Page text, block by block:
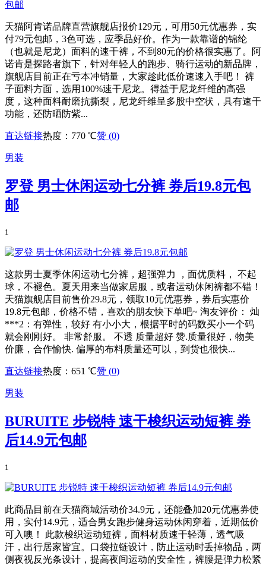
天猫阿肯诺品牌直营旗舰店报价129元，可用50元优惠券，实
付79元包邮，3色可选，应季品好价。作为一款靠谱的锦纶
（也就是尼龙）面料的速干裤，不到80元的价格很实惠了。阿
诺肯是探路者旗下，针对年轻人的跑步、骑行运动的新品牌，
旗舰店目前正在亏本冲销量，大家趁此低价速速入手吧！ 裤
子面料方面，选用100%速干尼龙。得益于尼龙纤维的高强
度，这种面料耐磨抗撕裂，尼龙纤维呈多股中空状，具有速干
功能，还防晒防紫...
直达链接热度：770 ℃赞 (0)
男装
罗登 男士休闲运动七分裤 券后19.8元包
邮
1
这款男士夏季休闲运动七分裤，超强弹力 ，面优质料， 不起
球，不褪色。夏天用来当做家居服，或者运动休闲裤都不错！
天猫旗舰店目前售价29.8元，领取10元优惠券，券后实惠价
19.8元包邮，价格不错，喜欢的朋友快下单吧~ 淘友评价： 灿
***2：有弹性，较好 有小小大，根据平时的码数买小一个码
就会刚刚好。 非常舒服。 不透 质量超好 赞.质量很好，物美
价廉，合作愉快. 偏厚的布料质量还可以，到货也很快...
直达链接热度：651 ℃赞 (0)
男装
BURUITE 步锐特 速干梭织运动短裤 券
后14.9元包邮
1
此商品目前在天猫商城活动价34.9元，还能叠加20元优惠券使
用，实付14.9元，适合男女跑步健身运动休闲穿着，近期低价
可入噢！ 此款梭织运动短裤，面料材质速干轻薄，透气吸
汗，出行居家皆宜。口袋拉链设计，防止运动时丢掉物品，两
侧夜视反光条设计，提高夜间运动的安全性，裤腰是弹力松紧